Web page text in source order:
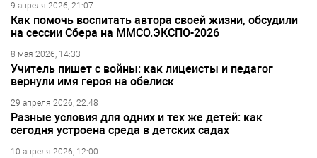
9 апреля 2026, 21:07
Как помочь воспитать автора своей жизни, обсудили
на сессии Сбера на ММСО.ЭКСПО-2026
8 мая 2026, 14:33
Учитель пишет с войны: как лицеисты и педагог
вернули имя героя на обелиск
29 апреля 2026, 22:48
Разные условия для одних и тех же детей: как
сегодня устроена среда в детских садах
10 апреля 2026, 12:00